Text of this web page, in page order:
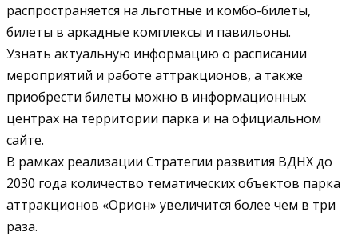
распространяется на льготные и комбо-билеты,
билеты в аркадные комплексы и павильоны.
Узнать актуальную информацию о расписании
мероприятий и работе аттракционов, а также
приобрести билеты можно в информационных
центрах на территории парка и на официальном
сайте.
В рамках реализации Стратегии развития ВДНХ до
2030 года количество тематических объектов парка
аттракционов «Орион» увеличится более чем в три
раза.